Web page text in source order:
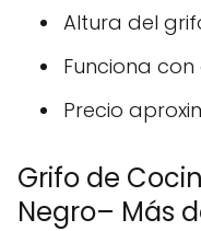
Altura del
Funciona
Precio
Grifo de
Negro– Más